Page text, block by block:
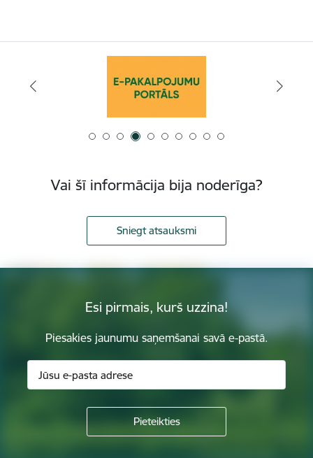
Vai šī informācija bija noderīga?
Sniegt atsauksmi
Esi pirmais, kurš uzzina!
Piesakies jaunumu saņemšanai savā e-pastā.